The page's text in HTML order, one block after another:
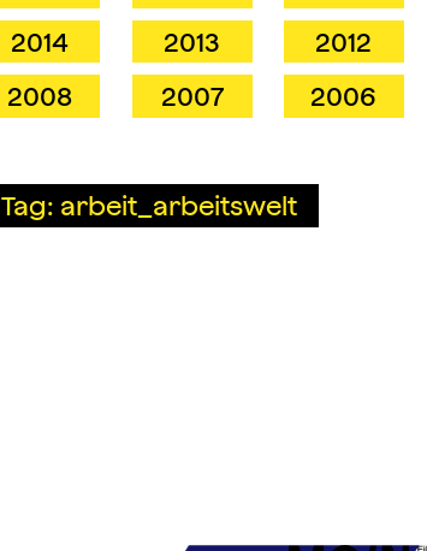
2014
2013 2012
2008
2007 2006
Tag: arbeit_arbeitswelt